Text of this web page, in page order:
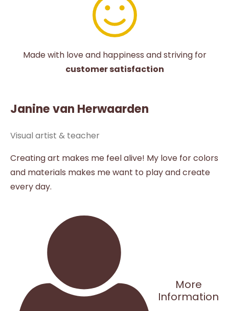
Made with love and happiness and striving for
customer satisfaction
Janine van Herwaarden
Visual artist & teacher
Creating art makes me feel alive! My love for colors
and materials makes me want to play and create
every day.
More
Information